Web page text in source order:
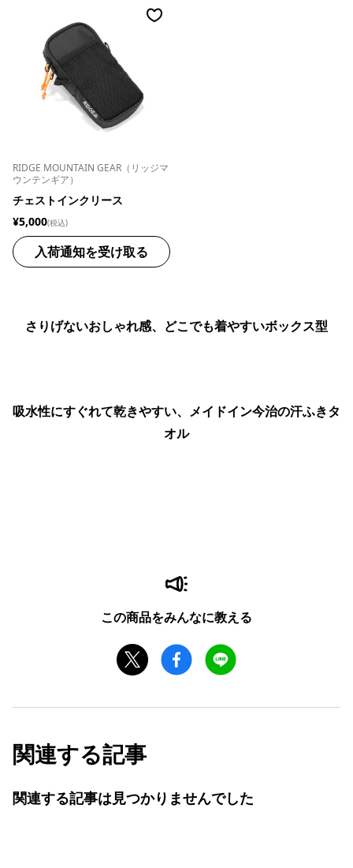
RIDGE MOUNTAIN GEAR（リッジマ
ウンテンギア）
チェストインクリース
¥5,000(税込)
入荷通知を受け取る
さりげないおしゃれ感、どこでも着やすいボックス型
吸水性にすぐれて乾きやすい、メイドイン今治の汗ふきタ
オル
この商品をみんなに教える
関連する記事
関連する記事は見つかりませんでした